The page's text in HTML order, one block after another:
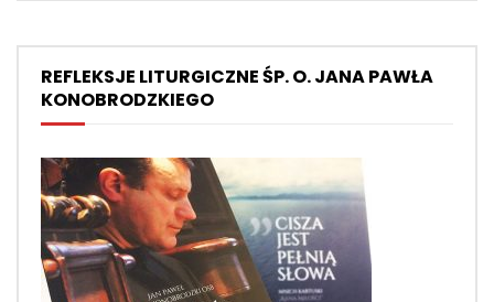
REFLEKSJE LITURGICZNE ŚP. O. JANA PAWŁA
KONOBRODZKIEGO